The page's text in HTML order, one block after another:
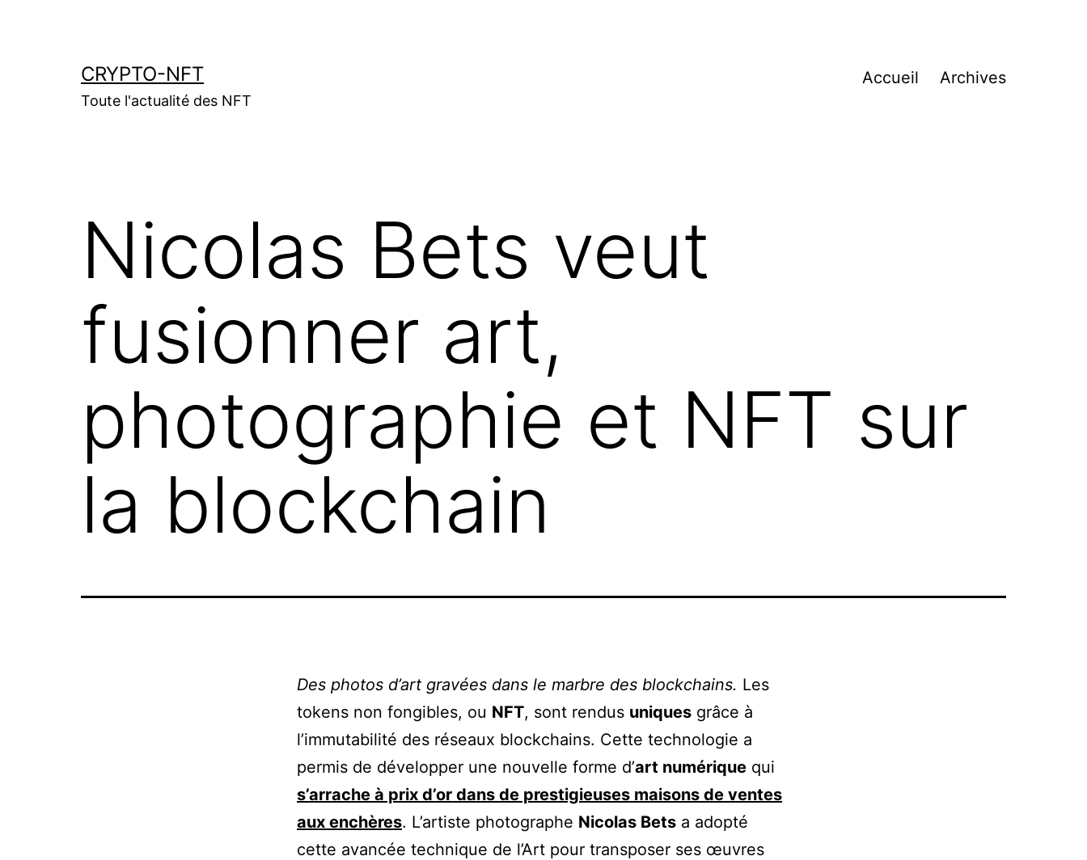
CRYPTO-NFT
Toute l'actualité des NFT
Accueil Archives
Nicolas Bets veut
fusionner art,
photographie et NFT sur
la blockchain
Des photos d’art gravées dans le marbre des blockchains. Les
tokens non fongibles, ou NFT, sont rendus uniques grâce à
l’immutabilité des réseaux blockchains. Cette technologie a
permis de développer une nouvelle forme d’art numérique qui
s’arrache à prix d’or dans de prestigieuses maisons de ventes
aux enchères. L’artiste photographe Nicolas Bets a adopté
cette avancée technique de l’Art pour transposer ses œuvres